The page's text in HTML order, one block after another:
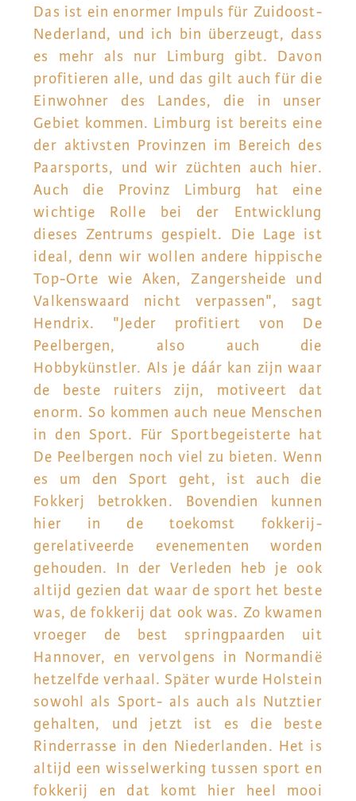
Das ist ein enormer Impuls für Zuidoost-
Nederland, und ich bin überzeugt, dass
es mehr als nur Limburg gibt. Davon
profitieren alle, und das gilt auch für die
Einwohner des Landes, die in unser
Gebiet kommen. Limburg ist bereits eine
der aktivsten Provinzen im Bereich des
Paarsports, und wir züchten auch hier.
Auch die Provinz Limburg hat eine
wichtige Rolle bei der Entwicklung
dieses Zentrums gespielt. Die Lage ist
ideal, denn wir wollen andere hippische
Top-Orte wie Aken, Zangersheide und
Valkenswaard nicht verpassen", sagt
Hendrix. "Jeder profitiert von De
Peelbergen, also auch die
Hobbykünstler. Als je dáár kan zijn waar
de beste ruiters zijn, motiveert dat
enorm. So kommen auch neue Menschen
in den Sport. Für Sportbegeisterte hat
De Peelbergen noch viel zu bieten. Wenn
es um den Sport geht, ist auch die
Fokkerj betrokken. Bovendien kunnen
hier in de toekomst fokkerij-
gerelativeerde evenementen worden
gehouden. In der Verleden heb je ook
altijd gezien dat waar de sport het beste
was, de fokkerij dat ook was. Zo kwamen
vroeger de best springpaarden uit
Hannover, en vervolgens in Normandië
hetzelfde verhaal. Später wurde Holstein
sowohl als Sport- als auch als Nutztier
gehalten, und jetzt ist es die beste
Rinderrasse in den Niederlanden. Het is
altijd een wisselwerking tussen sport en
fokkerij en dat komt hier heel mooi